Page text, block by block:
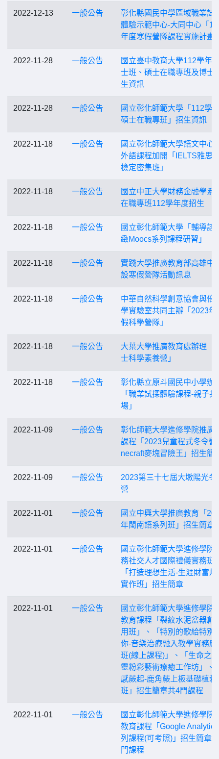
2022-12-13 一般公告
彰化縣國民中學區域職業試
體驗示範中心-大同中心「
年度寒假營隊課程實施計畫
2022-11-28 一般公告
國立臺中教育大學112學年
士班、碩士在職專班及博士
生資訊
2022-11-28 一般公告
國立彰化師範大學「112學
碩士在職專班」招生資訊
2022-11-18 一般公告
國立彰化師範大學語文中心
外語課程加開「IELTS雅思
檢定密集班」
2022-11-18 一般公告
國立中正大學財務金融學系
在職專班112學年度招生
2022-11-18 一般公告
國立彰化師範大學「輔導諮
緻Moocs系列課程研習」
2022-11-18 一般公告
實踐大學推廣教育部高雄中
設寒假營隊活動訊息
2022-11-18 一般公告
中華自然科學創意協會與倍
學實驗室共同主辦「2023年
假科學營隊」
2022-11-18 一般公告
大葉大學推廣教育處辦理「
士科學素養營」
2022-11-18 一般公告
彰化縣立原斗國民中小學辦
「職業試探體驗課程-親子共
場」
2022-11-09 一般公告
彰化師範大學進修學院推廣
課程「2023兒童程式冬令營
necraft麥塊冒險王」招生簡
2022-11-09 一般公告
2023第三十七屆大墩陽光冬
營
2022-11-01 一般公告
國立中興大學推廣教育「
年閩南語系列班」招生簡章
2022-11-01 一般公告
國立彰化師範大學進修學院
務社交人才國際禮儀實務班
「打造理想生活-生涯財富規
實作班」招生簡章
2022-11-01 一般公告
國立彰化師範大學進修學院
教育課程「裂紋水泥盆器創
用班」、「特別的歌給特別
你-音樂治療融入教學實務應
班(線上課程)」、「生命之
靈粉彩藝術療癒工作坊」、
感蕨起-鹿角蕨上板基礎植栽
班」招生簡章共4門課程
2022-11-01 一般公告
國立彰化師範大學進修學院
教育課程「Google
列課程(可考照)」招生簡章
門課程